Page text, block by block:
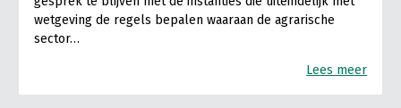
wetgeving de regels bepalen waaraan de agrarische
sector…
Lees meer